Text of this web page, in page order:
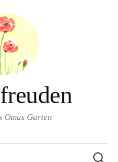
Omas Garten
nach: